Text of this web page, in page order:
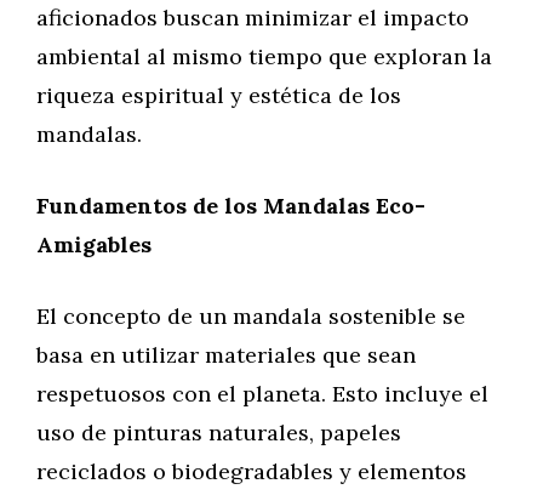
aficionados buscan minimizar el impacto
ambiental al mismo tiempo que exploran la
riqueza espiritual y estética de los
mandalas.
Fundamentos de los Mandalas Eco-
Amigables
El concepto de un mandala sostenible se
basa en utilizar materiales que sean
respetuosos con el planeta. Esto incluye el
uso de pinturas naturales, papeles
reciclados o biodegradables y elementos